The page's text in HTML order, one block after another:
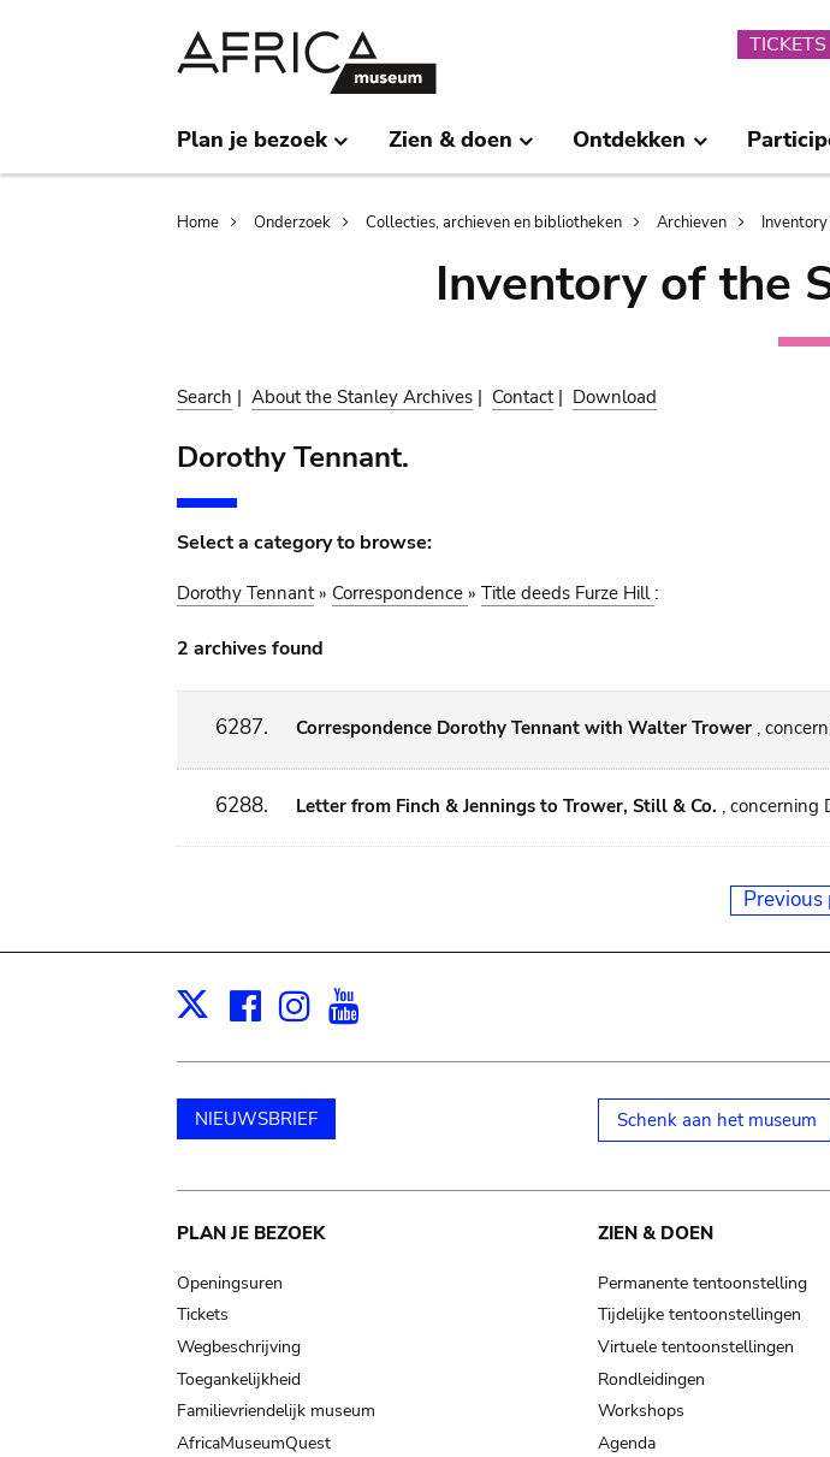
TICKETS
Plan je bezoek Zien & doen Ontdekken
Breadcrumb
Home Onderzoek Collecties, archieven en bibliotheken Archieven
Inventory of the
Search | About the Stanley Archives | Contact| Download
Dorothy Tennant.
Select a category to browse:
Dorothy Tennant » Correspondence » Title deeds Furze Hill :
2 archives found
6287. Correspondence Dorothy Tennant with Walter Trower ,
6288. Letter from Finch & Jennings to Trower, Still & Co. , concerning
Previous
X Facebook
Instagram
NIEUWSBRIEF Schenk aan het museum
Main
navigation
PLAN JE BEZOEK
Openingsuren
Tickets
Wegbeschrijving
Toegankelijkheid
Familievriendelijk museum
AfricaMuseumQuest
ZIEN & DOEN
Permanente tentoonstelling
Tijdelijke tentoonstellingen
Virtuele tentoonstellingen
Rondleidingen
Workshops
Agenda